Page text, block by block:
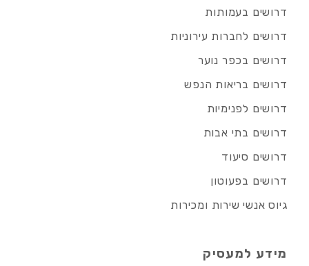
דרושים בעמותות
דרושים לחברות עירוניות
דרושים בכפר נוער
דרושים בריאות הנפש
דרושים לפנימיות
דרושים בתי אבות
דרושים סיעוד
דרושים בפעוטון
גיוס אנשי שירות ומכירות
מידע למעסיק